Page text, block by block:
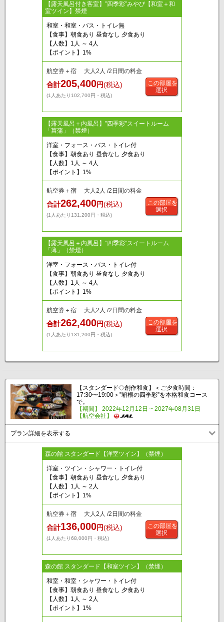
【露天風呂付き客室】”四季彩”みやび【和室＋和
室ツイン】禁煙
和室・和室・バス・トイレ無
【食事】朝食あり 昼食なし 夕食あり
【人数】1人 ～ 4人
【ポイント】1%
航空券＋宿 大人2人 /2日間の料金
合計205,400円(税込)
(1人あたり102,700円・税込)
この部屋を
選択
【露天風呂＋内風呂】”四季彩”スイートルーム
「菖蒲」（禁煙）
洋室・フォース・バス・トイレ付
【食事】朝食あり 昼食なし 夕食あり
【人数】1人 ～ 4人
【ポイント】1%
航空券＋宿 大人2人 /2日間の料金
合計262,400円(税込)
(1人あたり131,200円・税込)
この部屋を
選択
【露天風呂＋内風呂】”四季彩”スイートルーム
「薄」（禁煙）
洋室・フォース・バス・トイレ付
【食事】朝食あり 昼食なし 夕食あり
【人数】1人 ～ 4人
【ポイント】1%
航空券＋宿 大人2人 /2日間の料金
合計262,400円(税込)
(1人あたり131,200円・税込)
この部屋を
選択
【スタンダード◇創作和食】＜ご夕食時間：
17:30〜19:00＞”箱根の四季彩”を本格和食コース
で。
【期間】 2022年12月12日 ~ 2027年08月31日
【航空会社】
プラン詳細を表示する
森の館 スタンダード【洋室ツイン】（禁煙）
洋室・ツイン・シャワー・トイレ付
【食事】朝食あり 昼食なし 夕食あり
【人数】1人 ～ 2人
【ポイント】1%
航空券＋宿 大人2人 /2日間の料金
合計136,000円(税込)
(1人あたり68,000円・税込)
この部屋を
選択
森の館 スタンダード【和室ツイン】（禁煙）
和室・和室・シャワー・トイレ付
【食事】朝食あり 昼食なし 夕食あり
【人数】1人 ～ 2人
【ポイント】1%